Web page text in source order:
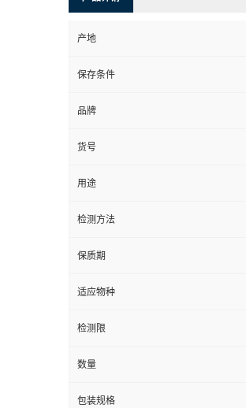
产地
保存条件
品牌
货号
用途
检测方法
保质期
适应物种
检测限
数量
包装规格